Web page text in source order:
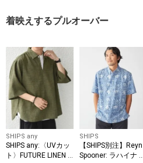
着映えするプルオーバー
SHIPS any
SHIPS any:〈UVカッ
ト〉FUTURE LINEN C
SHIPS
【SHIPS別注】Reyn
Spooner: ラハイナ セ